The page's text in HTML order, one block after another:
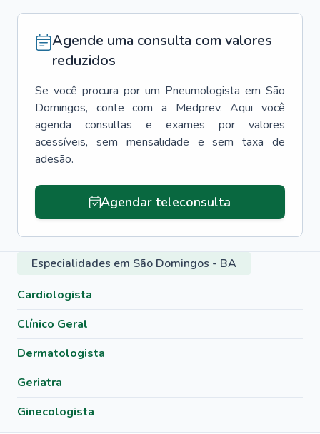
Agende uma consulta com valores
reduzidos
Se você procura por um Pneumologista em São
Domingos, conte com a Medprev. Aqui você
agenda consultas e exames por valores
acessíveis, sem mensalidade e sem taxa de
adesão.
Agendar teleconsulta
Especialidades em São Domingos - BA
Cardiologista
Clínico Geral
Dermatologista
Geriatra
Ginecologista